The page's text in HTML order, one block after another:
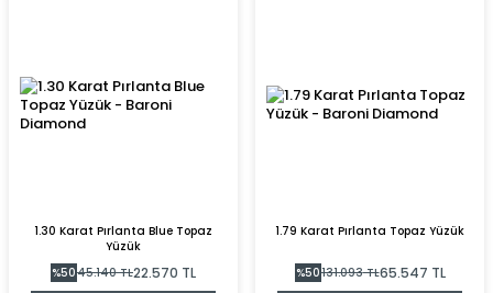
1.30 Karat Pırlanta Blue Topaz
Yüzük
%5045.140TL22.570 TL
1.79 Karat Pırlanta Topaz Yüzük
%50131.093TL65.547 TL